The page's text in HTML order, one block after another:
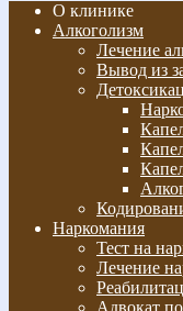
О клинике
Алкоголизм
Лечение
Вывод из
Наркомания
Тест на
Лечение
Адвокат